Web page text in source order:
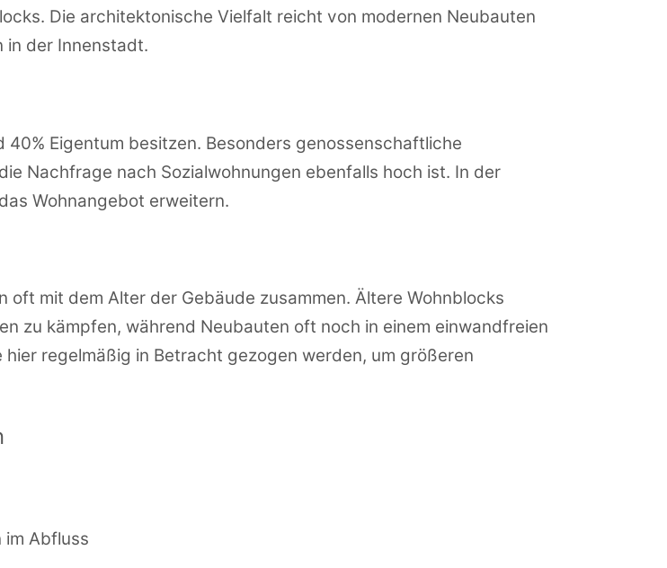
Die architektonische Vielfalt reicht von modernen Neubauten
in der Innenstadt.
Eigentum besitzen. Besonders genossenschaftliche
Nachfrage nach Sozialwohnungen ebenfalls hoch ist. In der
Wohnangebot erweitern.
mit dem Alter der Gebäude zusammen. Ältere Wohnblocks
zu kämpfen, während Neubauten oft noch in einem einwandfreien
regelmäßig in Betracht gezogen werden, um größeren
im Abfluss